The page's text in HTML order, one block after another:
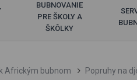
BUBNOVANIE
PRE ŠKOLY A
ŠKÔLKY
Africkým bubnom Popruhy na